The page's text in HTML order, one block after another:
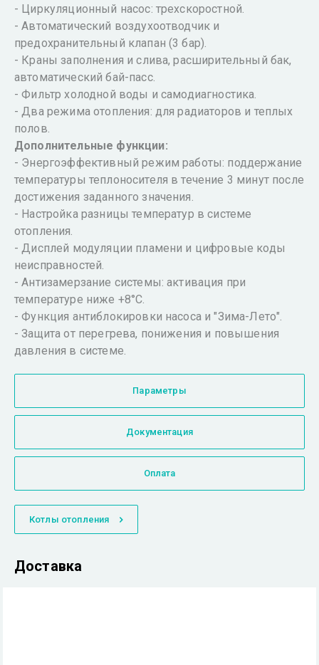
- Циркуляционный насос: трехскоростной.
- Автоматический воздухоотводчик и
предохранительный клапан (3 бар).
- Краны заполнения и слива, расширительный бак,
автоматический бай-пасс.
- Фильтр холодной воды и самодиагностика.
- Два режима отопления: для радиаторов и теплых
полов.
Дополнительные функции:
- Энергоэффективный режим работы: поддержание
температуры теплоносителя в течение 3 минут после
достижения заданного значения.
- Настройка разницы температур в системе
отопления.
- Дисплей модуляции пламени и цифровые коды
неисправностей.
- Антизамерзание системы: активация при
температуре ниже +8°C.
- Функция антиблокировки насоса и "Зима-Лето".
- Защита от перегрева, понижения и повышения
давления в системе.
Параметры
Документация
Оплата
Котлы отопления
Доставка